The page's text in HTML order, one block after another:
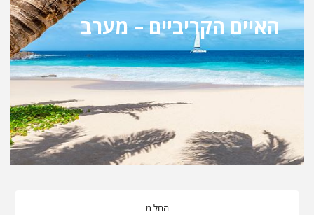
האיים הקריביים – מערב
החל מ